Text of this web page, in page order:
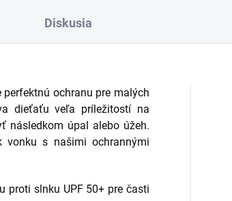
Diskusia
ochranu pre malých
dieťaťu veľa príležitostí na
následkom úpal alebo úžeh.
vonku s našimi ochrannými
proti slnku UPF 50+ pre časti